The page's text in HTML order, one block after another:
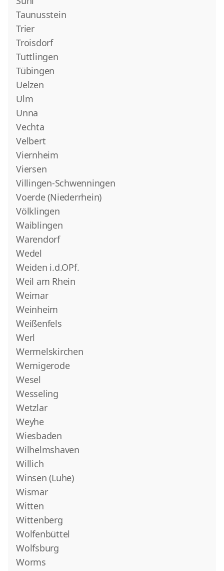
Taunusstein
Trier
Troisdorf
Tuttlingen
Tübingen
Uelzen
Ulm
Unna
Vechta
Velbert
Viernheim
Viersen
Villingen-Schwenningen
Voerde (Niederrhein)
Völklingen
Waiblingen
Warendorf
Wedel
Weiden i.d.OPf.
Weil am Rhein
Weimar
Weinheim
Weißenfels
Werl
Wermelskirchen
Wernigerode
Wesel
Wesseling
Wetzlar
Weyhe
Wiesbaden
Wilhelmshaven
Willich
Winsen (Luhe)
Wismar
Witten
Wittenberg
Wolfenbüttel
Wolfsburg
Worms